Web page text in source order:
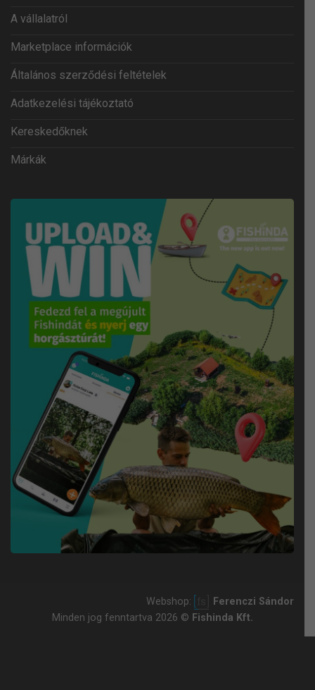
A vállalatról
Marketplace információk
Általános szerződési feltételek
Adatkezelési tájékoztató
Kereskedőknek
Márkák
Webshop:
Ferenczi Sándor
Minden jog fenntartva 2026 © Fishinda Kft.